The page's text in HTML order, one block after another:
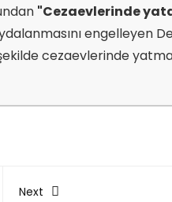
"Cezaevlerinde
engelleyen
cezaevlerinde
Next